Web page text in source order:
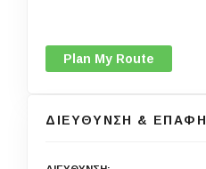
Plan My Route
ΔΙΕΥΘΥΝΣΗ & ΕΠΑΦΗ